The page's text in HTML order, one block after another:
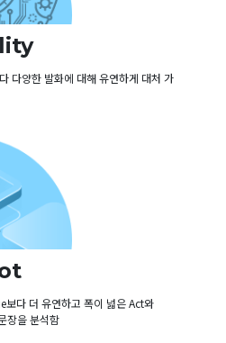
다양한 발화에 대해 유연하게 대처 가
다 더 유연하고 폭이 넓은 Act와
장을 분석함